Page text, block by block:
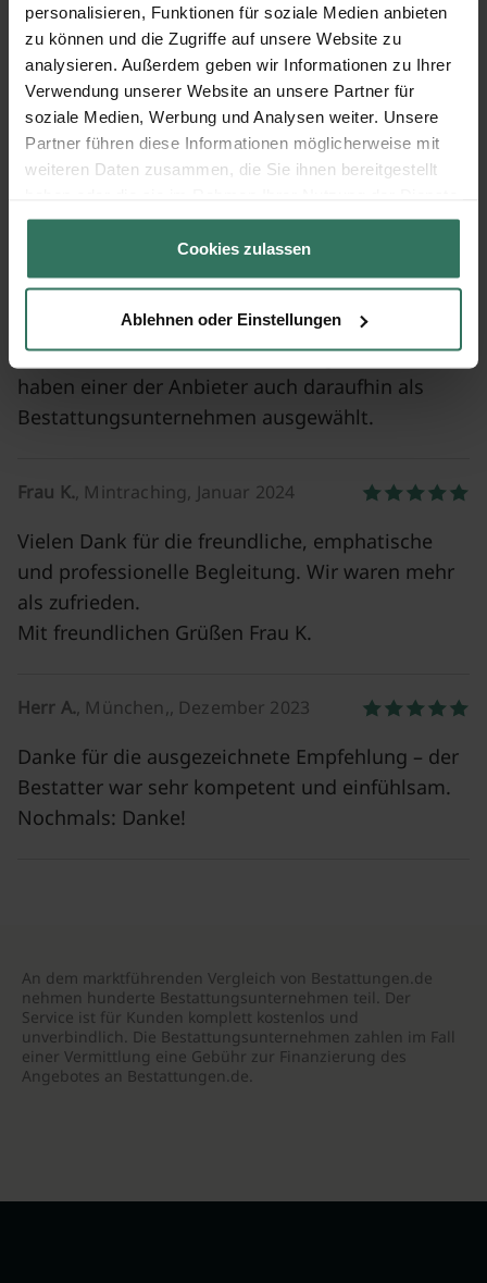
personalisieren, Funktionen für soziale Medien anbieten
zu können und die Zugriffe auf unsere Website zu
analysieren. Außerdem geben wir Informationen zu Ihrer
Verwendung unserer Website an unsere Partner für
soziale Medien, Werbung und Analysen weiter. Unsere
Partner führen diese Informationen möglicherweise mit
weiteren Daten zusammen, die Sie ihnen bereitgestellt
gesammelt haben.
Cookies zulassen
Ablehnen oder Einstellungen
18+ Jahre Erfahrung
Herr U. , Dresden, März 2024
, Berlin, Februar 2024
Die Webseite hat uns sehr weitergeholfen. Wir
haben einer der Anbieter auch daraufhin als
Bestattungsunternehmen ausgewählt.
Frau K., Mintraching, Januar 2024
Vielen Dank für die freundliche, emphatische
und professionelle Begleitung. Wir waren mehr
als zufrieden.
Mit freundlichen Grüßen Frau K.
Herr A., München,, Dezember 2023
Danke für die ausgezeichnete Empfehlung – der
Bestatter war sehr kompetent und einfühlsam.
Nochmals: Danke!
An dem marktführenden Vergleich von Bestattungen.de
nehmen hunderte Bestattungsunternehmen teil. Der
Service ist für Kunden komplett kostenlos und
unverbindlich. Die Bestattungsunternehmen zahlen im Fall
einer Vermittlung eine Gebühr zur Finanzierung des
Angebotes an Bestattungen.de.